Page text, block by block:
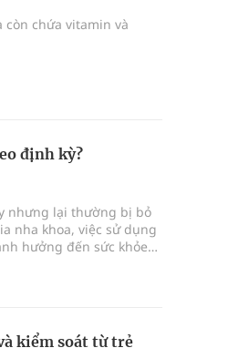
chứa vitamin và
định kỳ?
nhưng lại thường bị bỏ
nha khoa, việc sử dụng
hưởng đến sức khỏe
kiểm soát từ trẻ